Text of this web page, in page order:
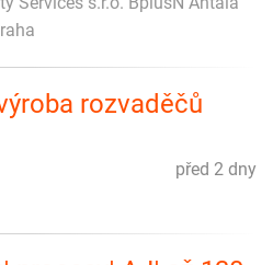
rozvaděčů
před 2 dny